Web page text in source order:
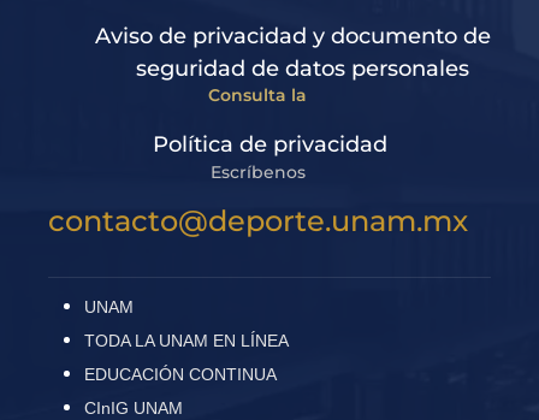
Aviso de privacidad y documento de
seguridad de datos personales
Consulta la
Política de privacidad
Escríbenos
contacto@deporte.unam.mx
UNAM
TODA LA UNAM EN LÍNEA
EDUCACIÓN CONTINUA
CInIG UNAM